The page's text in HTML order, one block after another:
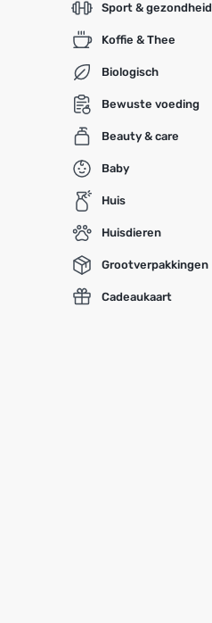
Sport & gezondheid
Koffie & Thee
Biologisch
Bewuste voeding
Beauty & care
Baby
Huis
Huisdieren
Grootverpakkingen
Cadeaukaart